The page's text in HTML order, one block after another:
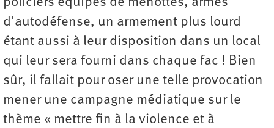
policiers équipés de menottes, armes
d'autodéfense, un armement plus lourd
étant aussi à leur disposition dans un local
qui leur sera fourni dans chaque fac ! Bien
sûr, il fallait pour oser une telle provocation
mener une campagne médiatique sur le
thème « mettre fin à la violence et à